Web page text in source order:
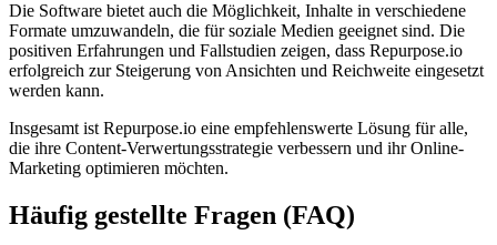
Die Software bietet auch die Möglichkeit, Inhalte in verschiedene
Formate umzuwandeln, die für soziale Medien geeignet sind. Die
positiven Erfahrungen und Fallstudien zeigen, dass Repurpose.io
erfolgreich zur Steigerung von Ansichten und Reichweite eingesetzt
werden kann.
Insgesamt ist Repurpose.io eine empfehlenswerte Lösung für alle,
die ihre Content-Verwertungsstrategie verbessern und ihr Online-
Marketing optimieren möchten.
Häufig gestellte Fragen (FAQ)